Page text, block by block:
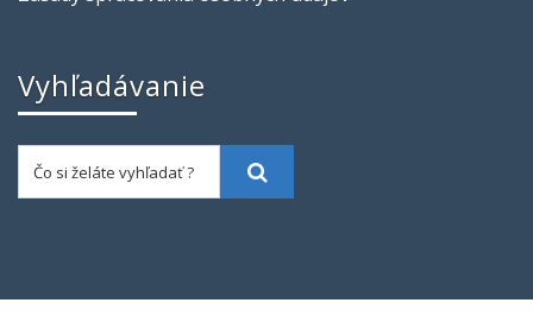
Vyhľadávanie
Čo si želáte vyhľadať ?